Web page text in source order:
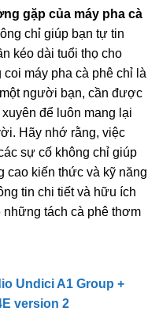
gặp của máy pha cà
chỉ giúp bạn tự tin
kéo dài tuổi thọ cho
máy pha cà phê chỉ là
người bạn, cần được
để luôn mang lại
Hãy nhớ rằng, việc
sự cố không chỉ giúp
cao kiến thức và kỹ năng
tin chi tiết và hữu ích
những tách cà phê thơm
Undici A1 Group +
version 2